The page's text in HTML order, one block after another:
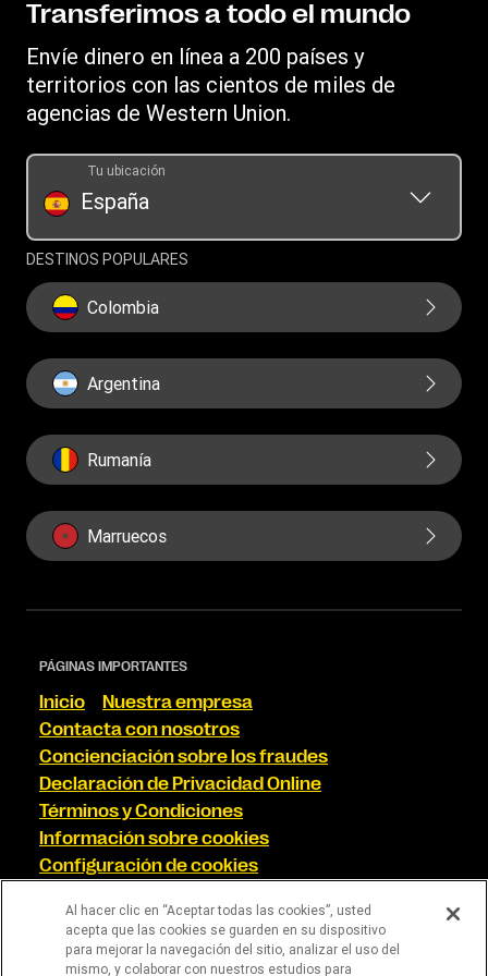
IBAN
Códigos SWIFT/BIC
Recarga móvil
Declaración de Privacidad
wu.com
Términos y condiciones para envíos de dinero desde un
Termes i condicions per al servei de transferències de
diners
de Agentes (ES) y (CA)
Lista de precios
Informe Público CbCR de la UE
Transferimos a todo el mundo
Envíe dinero en línea a 200 países y
territorios con las cientos de miles de
agencias de Western Union.
España
Tu ubicación
DESTINOS POPULARES
Colombia
Argentina
Rumanía
Marruecos
PÁGINAS IMPORTANTES
Inicio
Nuestra empresa
Contacta con nosotros
Concienciación sobre los fraudes
Declaración de Privacidad Online
Términos y Condiciones
Información sobre cookies
Configuración de cookies
ENCUÉNTRANOS EN LAS REDES SOCIALES
Al hacer clic en “Aceptar todas las cookies”, usted
acepta que las cookies se guarden en su dispositivo
para mejorar la navegación del sitio, analizar el uso del
mismo, y colaborar con nuestros estudios para